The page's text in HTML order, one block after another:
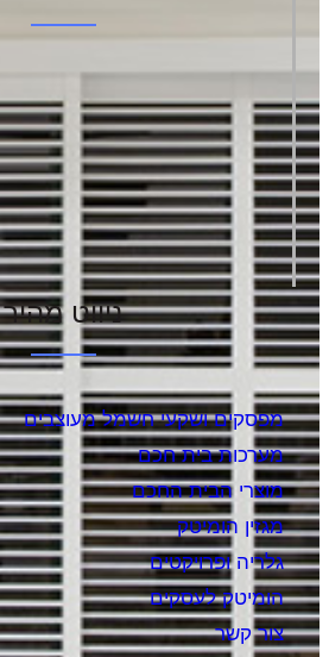
ניווט מהיר
מפסקים ושקעי חשמל מעוצבים
מערכות בית חכם
מוצרי הבית החכם
מגזין הומיטק
גלריה ופרויקטים
הומיטק לעסקים
צור קשר